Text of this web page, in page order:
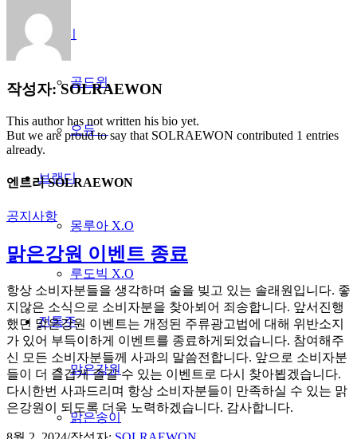
위스키
골드윈
오듀
브랜디
몽루아 X.O
루도빅 X.O
전통주
맑은강원
맑은송이
작성자:SOLRAEWON
This author has not written his bio yet.
But we are proud to say that SOLRAEWON contributed 1 entries
already.
엔트리 SOLRAEWON
공지사항
맑은강원 이벤트 종료
항상 소비자분들을 생각하며 술을 빚고 있는 솔래원입니다. 좋
지않은 소식으로 소비자분을 찾아뵈어 죄송합니다. 앞서진행
했던 맑은강원 이벤트는 개정된 주류광고법에 대해 위반소지
가 있어 부득이하게 이벤트를 종료하게되었습니다. 참여해주
신 모든 소비자분들께 사과의 말씀전합니다. 앞으로 소비자분
들이 더 즐겁게 즐길 수 있는 이벤트로 다시 찾아뵙겠습니다.
다시한번 사과드리며 항상 소비자분들이 만족하실 수 있는 맑
은강원이 되도록 더욱 노력하겠습니다. 감사합니다.